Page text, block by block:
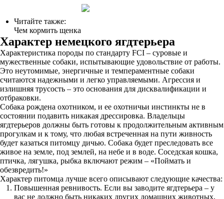
Читайте также:
Чем кормить щенка
Характер немецкого ягдтерьера
Характеристика породы по стандарту FCI – суровые и
мужественные собаки, испытывающие удовольствие от работы.
Это неутомимые, энергичные и темпераментные собаки
считаются надежными и легко управляемыми. Агрессия и
излишняя трусость – это основания для дисквалификации и
отбраковки.
Собака рождена охотником, и ее охотничьи инстинкты не в
состоянии подавить никакая дрессировка. Владельцы
ягдтерьеров должны быть готовы к продолжительным активным
прогулкам и к тому, что любая встреченная на пути живность
будет казаться питомцу дичью. Собака будет преследовать все
живое на земле, под землей, на небе и в воде. Соседская кошка,
птичка, лягушка, рыбка включают режим – «Поймать и
обезвредить!»
Характер питомца лучше всего описывают следующие качества:
Повышенная ревнивость. Если вы заводите ягдтерьера – у
вас не должно быть никаких других домашних животных,